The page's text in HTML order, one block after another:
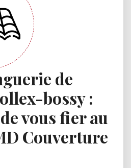
de
bossy :
vous fier au
Couverture